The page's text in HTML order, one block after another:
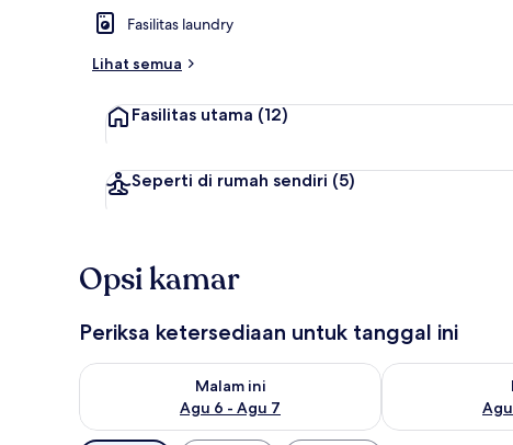
Fasilitas laundry
Lihat semua
Fasilitas utama (12)
Seperti di rumah sendiri (5)
Opsi kamar
Periksa ketersediaan untuk tanggal ini
Malam ini
Agu 6 - Agu 7
Periksa ketersediaan untuk malam ini Agu 6 - Agu 7
Periksa